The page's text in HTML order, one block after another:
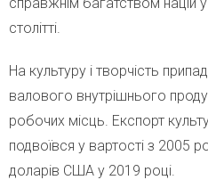
столітті.
На культуру і творчість
валового внутрішнього
робочих місць. Експорт
подвоївся у вартості з 2005
доларів США у 2019 році.